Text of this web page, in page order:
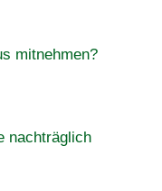
mitnehmen?
nachträglich